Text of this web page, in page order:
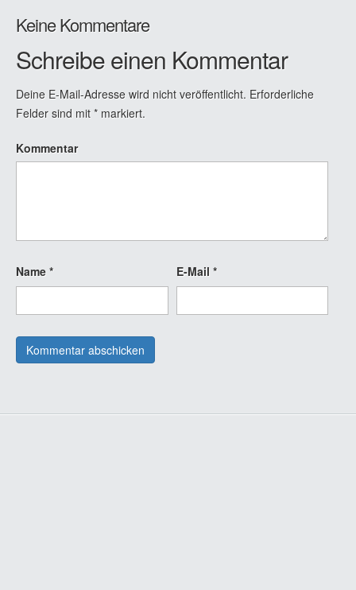
Keine Kommentare
Schreibe einen Kommentar
Deine E-Mail-Adresse wird nicht veröffentlicht. Erforderliche
Felder sind mit * markiert.
Kommentar
Name * E-Mail *